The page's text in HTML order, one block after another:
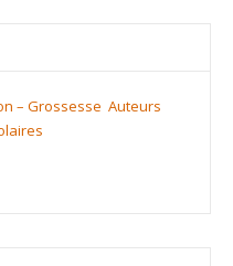
– Grossesse Auteurs